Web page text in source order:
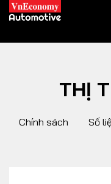
THỊ
Chính sách Số